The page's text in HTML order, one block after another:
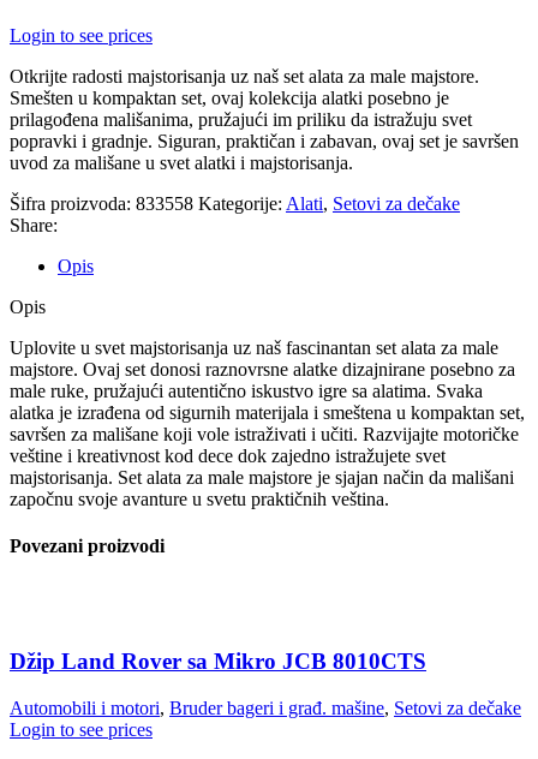
Login to see prices
Otkrijte radosti majstorisanja uz naš set alata za male majstore.
Smešten u kompaktan set, ovaj kolekcija alatki posebno je
prilagođena mališanima, pružajući im priliku da istražuju svet
popravki i gradnje. Siguran, praktičan i zabavan, ovaj set je savršen
uvod za mališane u svet alatki i majstorisanja.
Šifra proizvoda: 833558 Kategorije: Alati, Setovi za dečake
Share:
Opis
Opis
Uplovite u svet majstorisanja uz naš fascinantan set alata za male
majstore. Ovaj set donosi raznovrsne alatke dizajnirane posebno za
male ruke, pružajući autentično iskustvo igre sa alatima. Svaka
alatka je izrađena od sigurnih materijala i smeštena u kompaktan set,
savršen za mališane koji vole istraživati i učiti. Razvijajte motoričke
veštine i kreativnost kod dece dok zajedno istražujete svet
majstorisanja. Set alata za male majstore je sjajan način da mališani
započnu svoje avanture u svetu praktičnih veština.
Povezani proizvodi
Džip Land Rover sa Mikro JCB 8010CTS
Automobili i motori, Bruder bageri i građ. mašine, Setovi za dečake
Login to see prices